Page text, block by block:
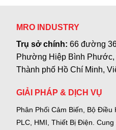
MRO INDUSTRY
Trụ sở chính:66 đường
Phường Hiệp Bình
Thành phố Hồ Chí Minh,
GIẢI PHÁP & DỊCH VỤ
Phân Phối Cảm Biến, Bộ Điều
PLC, HMI, Thiết Bị Điện. Cung